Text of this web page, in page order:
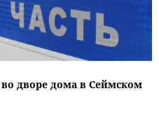
дворе дома в Сеймском